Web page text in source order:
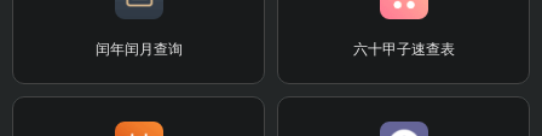
闰年闰月查询 六十甲子速查表